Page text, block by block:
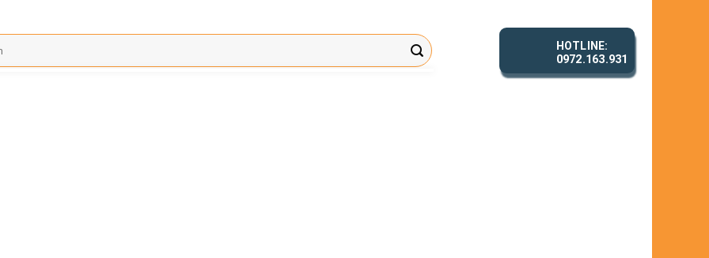
HOTLINE:
0972.163.931